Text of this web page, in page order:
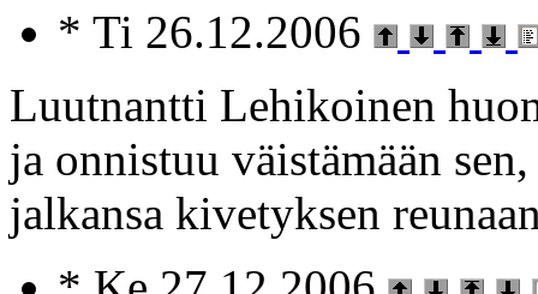
* Ti 26.12.2006
Luutnantti Lehikoinen
ja onnistuu väistämään
jalkansa kivetyksen